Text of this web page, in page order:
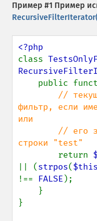
Пример #1 Пример
class
public
//
фильтр, если
или
строки "test"
return
|| (strpos($this
!== FALSE );
}